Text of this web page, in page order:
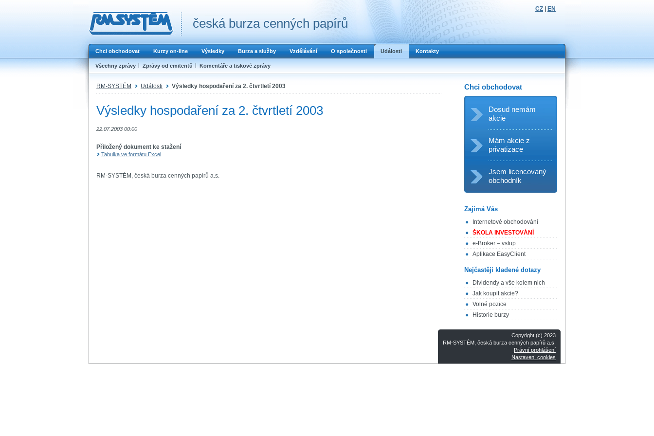
česká burza cenných papírů
CZ EN
Chci obchodovat Kurzy on-line Výsledky Burza a služby Vzdělávání O společnosti Události Kontakty
Všechny zprávy Zprávy od emitentů Komentáře a tiskové zprávy
RM-SYSTÉM Události Výsledky hospodaření za 2. čtvrtletí 2003
Výsledky hospodaření za 2. čtvrtletí 2003
22.07.2003 00:00
Přiložený dokument ke stažení
Tabulka ve formátu Excel
RM-SYSTÉM, česká burza cenných papírů a.s.
Chci obchodovat
Dosud nemám
akcie
Mám akcie z
privatizace
Jsem licencovaný
obchodník
Zajímá Vás
Internetové obchodování
ŠKOLA INVESTOVÁNÍ
e-Broker – vstup
Aplikace EasyClient
Nejčastěji kladené dotazy
Dividendy a vše kolem nich
Jak koupit akcie?
Volné pozice
Historie burzy
Copyright (c) 2023
RM-SYSTÉM, česká burza cenných papírů a.s.
Právní prohlášení
Nastavení cookies